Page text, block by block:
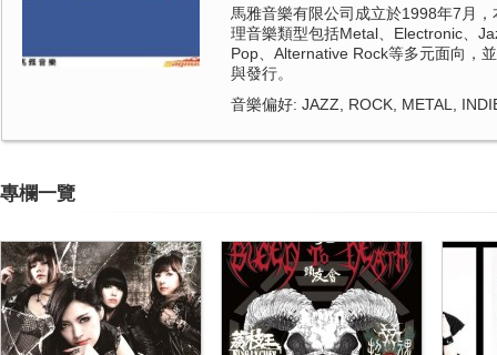
馬雅音樂有限公司成立於1998年7月
理音樂類型包括Metal、Electronic、
Pop、Alternative Rock等多元面向，
與發行。
音樂偏好: JAZZ, ROCK, METAL,
專欄一覽